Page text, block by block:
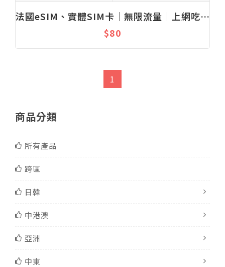
法國eSIM、實體SIM卡│無限流量│上網吃到飽│固定流量│1-30天
$80
1
商品分類
所有產品
跨區
日韓
中港澳
亞洲
中東